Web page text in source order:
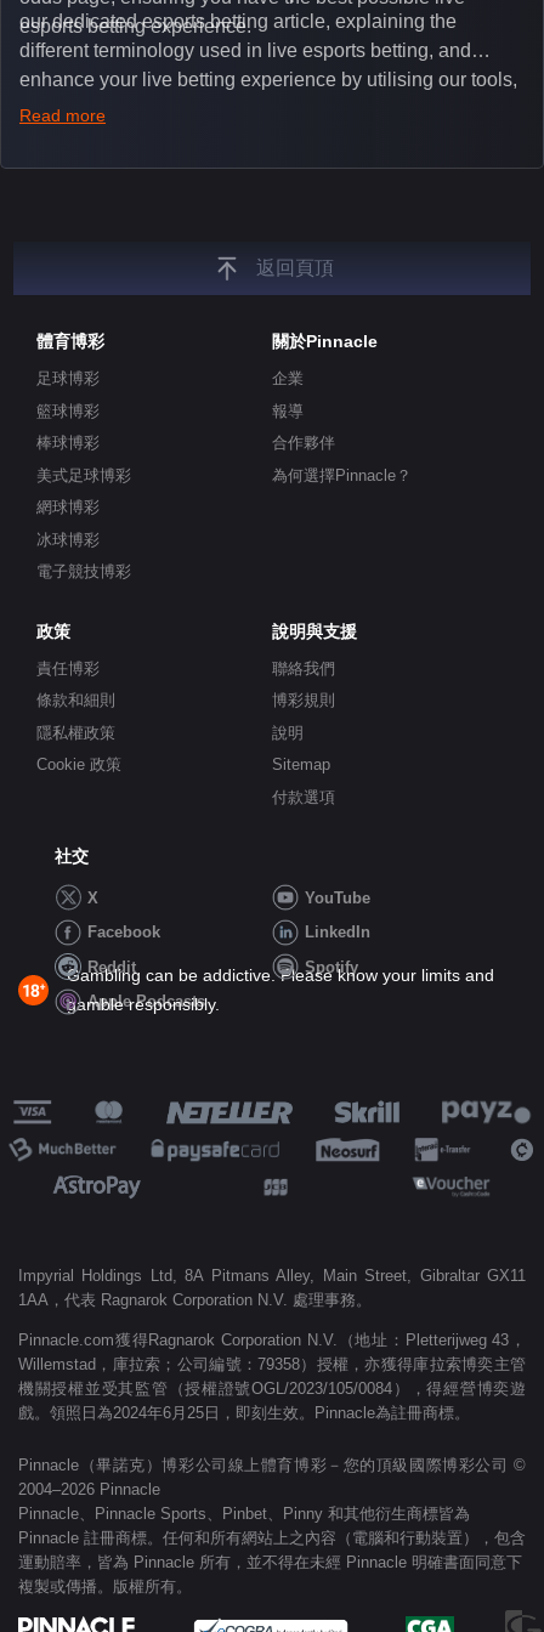
esports betting experience.
our dedicated esports betting article, explaining the
different terminology used in live esports betting, and
enhance your live betting experience by utilising our tools,
such as integrated live broadcasts, match and round
unique insights on the latest esports events.
Read more
返回頁頂
體育博彩
足球博彩
籃球博彩
棒球博彩
美式足球博彩
網球博彩
冰球博彩
電子競技博彩
關於Pinnacle
企業
報導
合作夥伴
為何選擇Pinnacle？
政策
責任博彩
條款和細則
隱私權政策
Cookie 政策
說明與支援
聯絡我們
博彩規則
說明
Sitemap
付款選項
社交
X
YouTube
Facebook
LinkedIn
Reddit
Spotify
Apple Podcasts
Gambling can be addictive. Please know your limits and
gamble responsibly.
Impyrial Holdings Ltd, 8A Pitmans Alley, Main Street, Gibraltar GX11
1AA，代表 Ragnarok Corporation N.V. 處理事務。
Pinnacle.com獲得Ragnarok Corporation N.V.（地址：Pletterijweg 43，
Willemstad，庫拉索；公司編號：79358）授權，亦獲得庫拉索博奕主管
機關授權並受其監管（授權證號OGL/2023/105/0084），得經營博奕遊
戲。領照日為2024年6月25日，即刻生效。Pinnacle為註冊商標。
Pinnacle（畢諾克）博彩公司線上體育博彩－您的頂級國際博彩公司 ©
2004–2026 Pinnacle
Pinnacle、Pinnacle Sports、Pinbet、Pinny 和其他衍生商標皆為
Pinnacle 註冊商標。任何和所有網站上之內容（電腦和行動裝置），包含
運動賠率，皆為 Pinnacle 所有，並不得在未經 Pinnacle 明確書面同意下
複製或傳播。版權所有。